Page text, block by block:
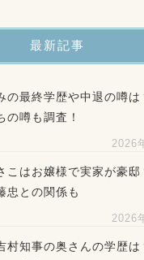
最新記事
の最終学歴や中退の噂は
の噂も調査！
2026
こはお嬢様で実家が豪邸
忠との関係も
2026
村知事の奥さんの学歴は